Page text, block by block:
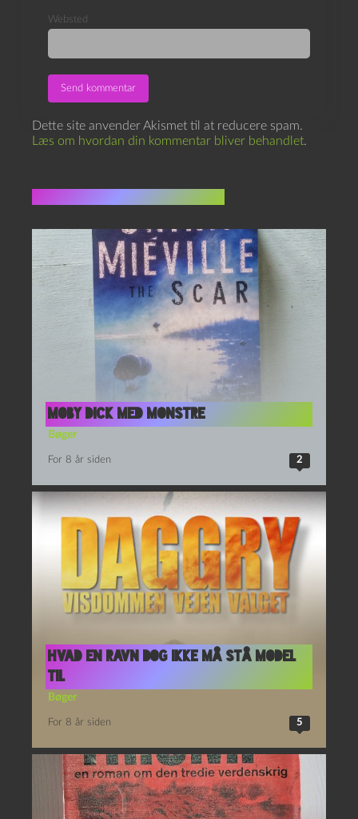
Websted
Dette site anvender Akismet til at reducere spam.
Læs om hvordan din kommentar bliver behandlet.
Moby Dick med monstre
Bøger
For 8 år siden 2
Hvad en ravn dog ikke må stå model
til
Bøger
For 8 år siden 5